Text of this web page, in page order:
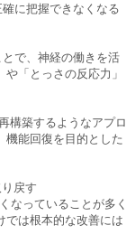
に把握できなくなる
で、神経の働きを活
「とっさの反応力」
構築するようなアプロ
機能回復を目的とした
戻す
なっていることが多く
では根本的な改善には